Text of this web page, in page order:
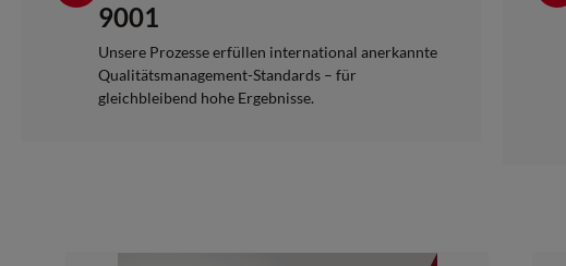
9001
Unsere Prozesse erfüllen international anerkannte
Qualitätsmanagement-Standards – für
gleichbleibend hohe Ergebnisse.